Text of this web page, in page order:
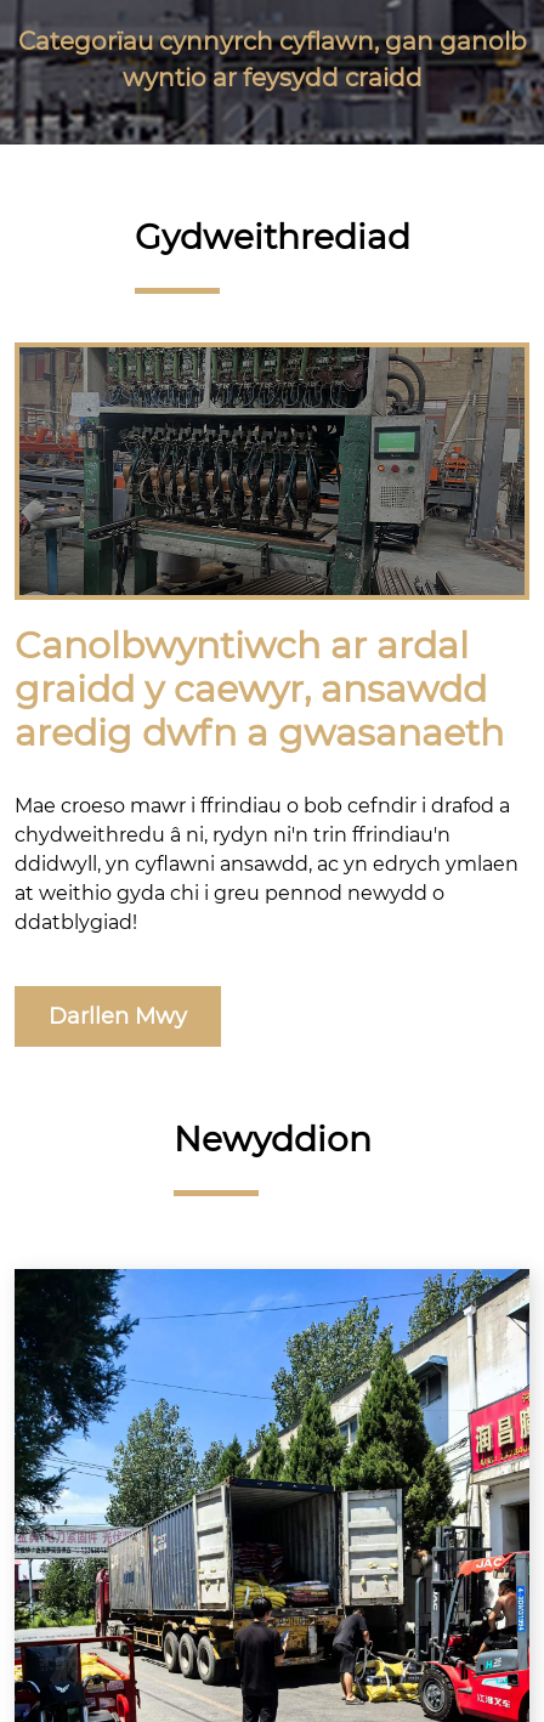
Categorïau cynnyrch cyflawn, gan ganolb
wyntio ar feysydd craidd
Gydweithrediad
Canolbwyntiwch ar ardal
graidd y caewyr, ansawdd
aredig dwfn a gwasanaeth
Mae croeso mawr i ffrindiau o bob cefndir i drafod a
chydweithredu â ni, rydyn ni'n trin ffrindiau'n
ddidwyll, yn cyflawni ansawdd, ac yn edrych ymlaen
at weithio gyda chi i greu pennod newydd o
ddatblygiad!
Darllen Mwy
Newyddion